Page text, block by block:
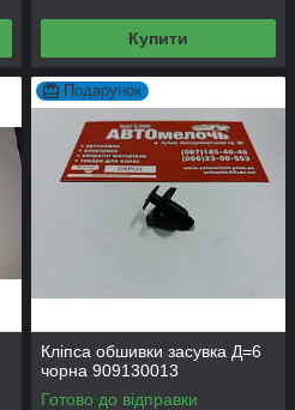
Купити
Подарунок
Кліпса обшивки засувка Д=6
чорна 909130013
Готово до відправки